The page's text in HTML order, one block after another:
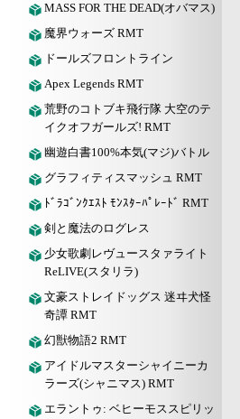
MASS FOR THE DEAD(オバマス)
魔界ウォーズ RMT
ドールズフロントライン
Apex Legends RMT
荒野のコトブキ飛行隊 大空のテ
イクオフガールズ! RMT
幽遊白書100%本気(マジ)バトル
グラフィティスマッシュ RMT
ﾄﾞﾗｺﾞﾝｸｴｽﾄ ﾓﾝｽﾀｰﾊﾟﾚｰﾄﾞ RMT
剣と魔法のログレス
少女歌劇レヴュースタァライト
ReLIVE(スタリラ)
文豪ストレイドッグス 迷ヰ犬怪
奇譚 RMT
幻獣物語2 RMT
アイドルマスターシャイニーカ
ラーズ(シャニマス) RMT
エラントゥ: ベヒーモススピリッ